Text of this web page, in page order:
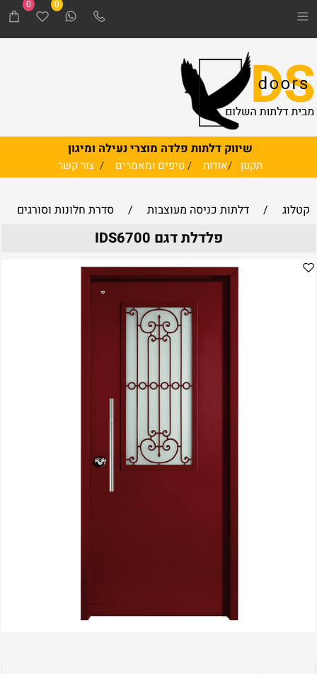
שיווק דלתות פלדה מוצרי נעילה ומיגון
תקנון /אודות /טיפים ומאמרים /צור קשר
0 0
קטלוג / דלתות כניסה מעוצבות / סדרת חלונות וסורגים
פלדלת דגם IDS6700